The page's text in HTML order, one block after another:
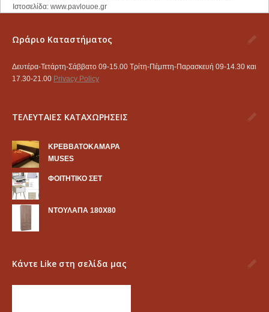
Ιστοσελίδα: www.pavlouoe.gr
Ωράριο Καταστήματος
Δευτέρα-Τετάρτη-Σάββατο 09-15.00 Τρίτη-Πέμπτη-Παρασκευή 09-14.30 και
17.30-21.00 Privacy Policy
ΤΕΛΕΥΤΑΙΕΣ ΚΑΤΑΧΩΡΗΣΕΙΣ
KΡΕΒΒΑΤΟΚΑΜΑΡΑ
MUSES
ΦΟΙΤΗΤΙΚΟ ΣΕΤ
ΝΤΟΥΛΑΠΑ 180Χ80
Κάντε Like στη σελίδα μας